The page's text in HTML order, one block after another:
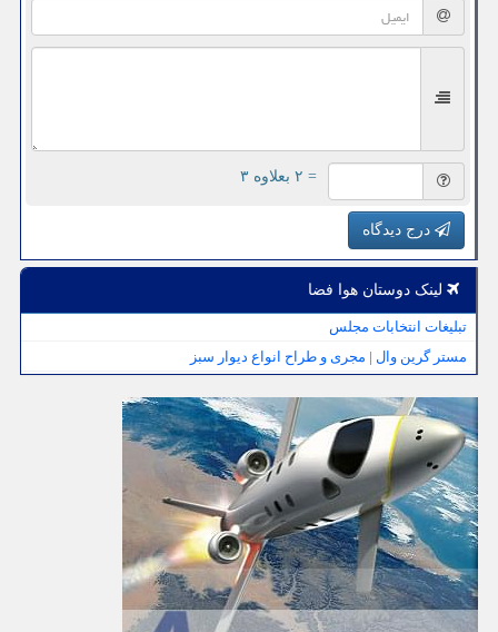
= ۲ بعلاوه ۳
درج دیدگاه
لینک دوستان هوا فضا
تبلیغات انتخابات مجلس
مستر گرین وال | مجری و طراح انواع دیوار سبز